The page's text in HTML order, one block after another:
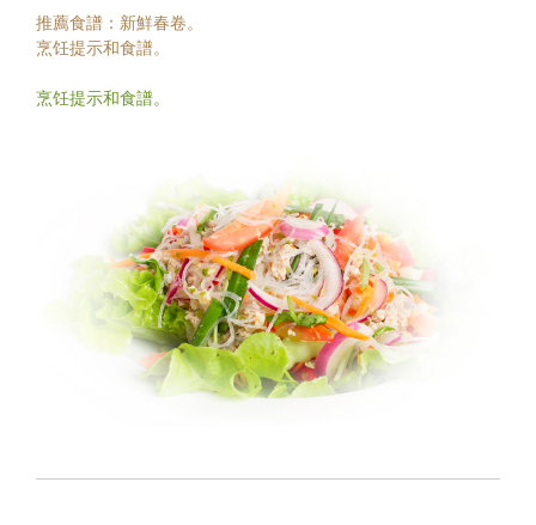
推薦食譜：新鮮春卷。
烹饪提示和食譜。
烹饪提示和食譜。